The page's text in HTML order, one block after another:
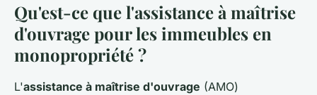
Qu'est-ce que l'assistance à maîtrise
d'ouvrage pour les immeubles en
monopropriété ?
L'assistance à maîtrise d'ouvrage (AMO)